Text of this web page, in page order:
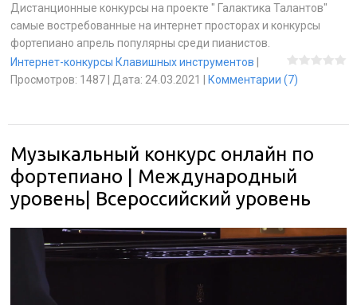
Дистанционные конкурсы на проекте " Галактика Талантов"
самые востребованные на интернет просторах и конкурсы
фортепиано апрель популярны среди пианистов.
Интернет-конкурсы Клавишных инструментов
Просмотров: 1487 Дата: 24.03.2021 Комментарии (7)
Музыкальный конкурс онлайн по
фортепиано | Международный
уровень| Всероссийский уровень